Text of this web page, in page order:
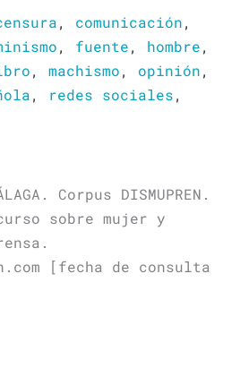
, comunicación,
, fuente, hombre,
, machismo, opinión,
, redes sociales,
Corpus DISMUPREN.
sobre mujer y
[fecha de consulta